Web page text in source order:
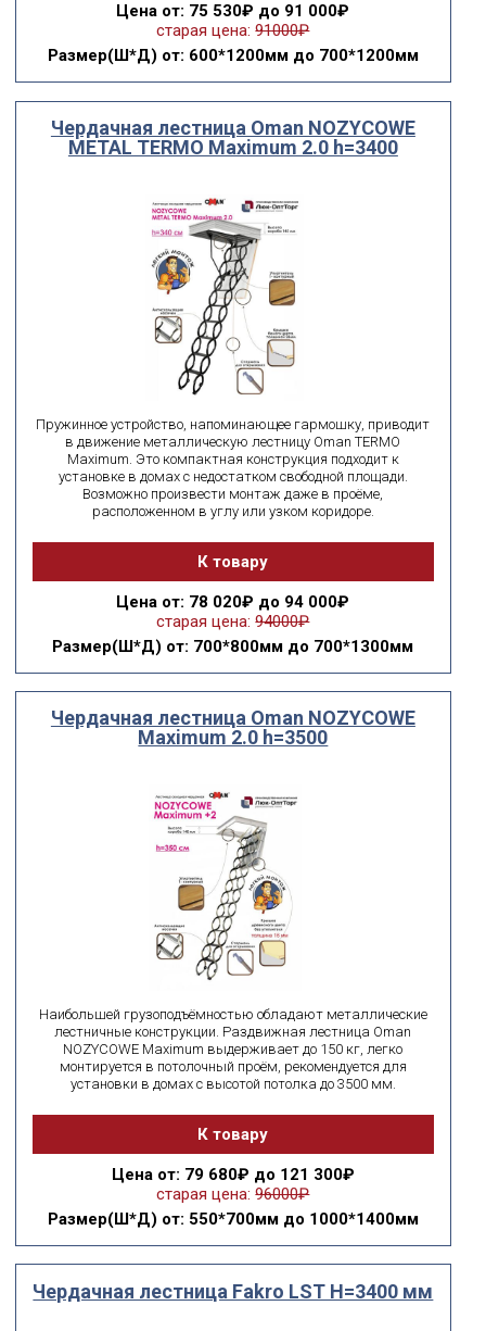
Цена от: 75 530₽ до 91 000₽
старая цена: 91000₽
Размер(Ш*Д) от: 600*1200мм до 700*1200мм
Чердачная лестница Oman NOZYCOWE
METAL TERMО Maximum 2.0 h=3400
Пружинное устройство, напоминающее гармошку, приводит
в движение металлическую лестницу Oman TERMО
Maximum. Это компактная конструкция подходит к
установке в домах с недостатком свободной площади.
Возможно произвести монтаж даже в проёме,
расположенном в углу или узком коридоре.
К товару
Цена от: 78 020₽ до 94 000₽
старая цена: 94000₽
Размер(Ш*Д) от: 700*800мм до 700*1300мм
Чердачная лестница Oman NOZYCOWE
Maximum 2.0 h=3500
Наибольшей грузоподъёмностью обладают металлические
лестничные конструкции. Раздвижная лестница Oman
NOZYCOWE Maximum выдерживает до 150 кг, легко
монтируется в потолочный проём, рекомендуется для
установки в домах с высотой потолка до 3500 мм.
К товару
Ценаот: 79 680₽ до 121 300₽
старая цена: 96000₽
Размер(Ш*Д) от: 550*700мм до 1000*1400мм
Чердачная лестница Fakro LST Н=3400 мм